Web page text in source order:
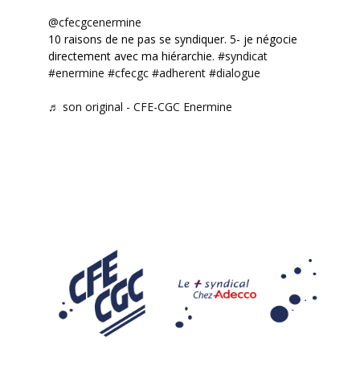
@cfecgcenermine
10 raisons de ne pas se syndiquer. 5- je négocie
directement avec ma hiérarchie. #syndicat
#enermine #cfecgc #adherent #dialogue
♬ son original - CFE-CGC Enermine